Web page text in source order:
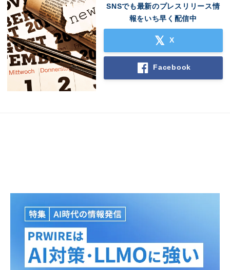
SNSでも最新のプレスリリース情
報をいち早く配信中
X
Facebook